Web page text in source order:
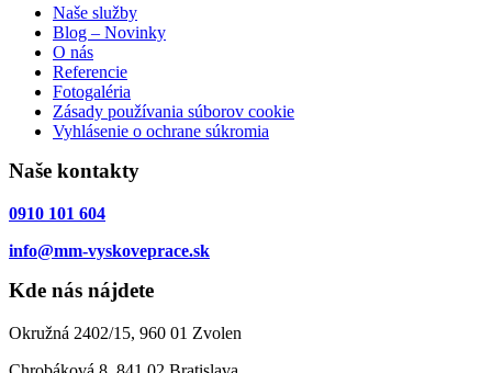
Naše služby
Blog – Novinky
O nás
Referencie
Fotogaléria
Zásady používania súborov cookie
Vyhlásenie o ochrane súkromia
Naše kontakty
0910 101 604
info@mm-vyskoveprace.sk
Kde nás nájdete
Okružná 2402/15, 960 01 Zvolen